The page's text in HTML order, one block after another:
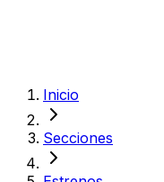
Inicio
Secciones